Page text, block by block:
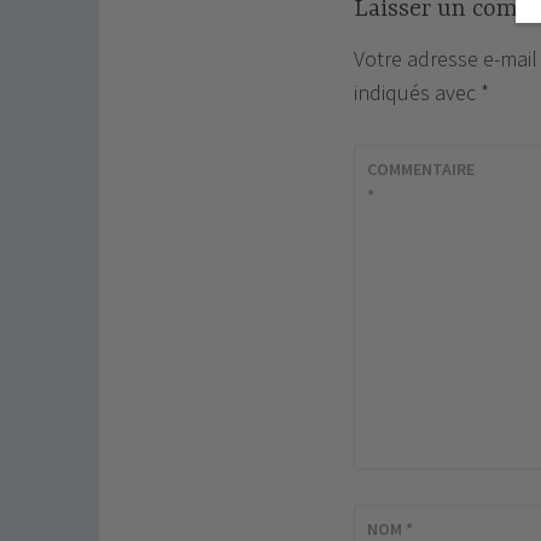
Laisser un
Votre adresse e-
indiqués avec *
COMMENTAIRE
*
NOM *